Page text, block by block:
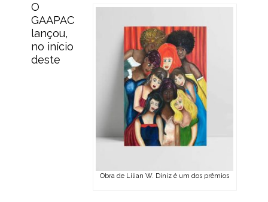
Obra de Lilian W. Diniz é um dos prêmios
O
GAAPAC
lançou,
no início
deste